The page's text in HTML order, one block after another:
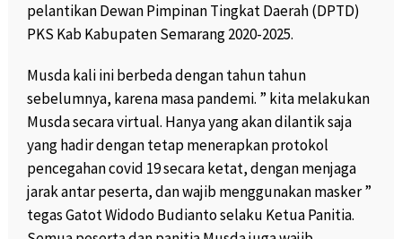
pelantikan Dewan Pimpinan Tingkat Daerah (DPTD)
PKS Kab Kabupaten Semarang 2020-2025.
Musda kali ini berbeda dengan tahun tahun
sebelumnya, karena masa pandemi. ” kita melakukan
Musda secara virtual. Hanya yang akan dilantik saja
yang hadir dengan tetap menerapkan protokol
pencegahan covid 19 secara ketat, dengan menjaga
jarak antar peserta, dan wajib menggunakan masker ”
tegas Gatot Widodo Budianto selaku Ketua Panitia.